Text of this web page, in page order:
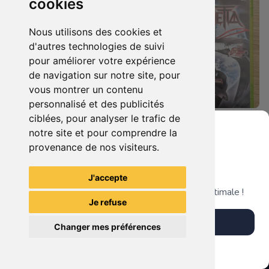
cookies
Nous utilisons des cookies et
d'autres technologies de suivi
pour améliorer votre expérience
de navigation sur notre site, pour
vous montrer un contenu
personnalisé et des publicités
ciblées, pour analyser le trafic de
notre site et pour comprendre la
provenance de nos visiteurs.
J'accepte
Je refuse
Changer mes préférences
7.90 € 0
Duo : The Elder Scrolls Iv - Oblivion + Bioshock Xbox 360
9.90 €
Bayonetta Xbox 360
TheGamingR83
Grenier du Geek
Télécharge notre app pour une expérience optimale !
Télécharger l'app